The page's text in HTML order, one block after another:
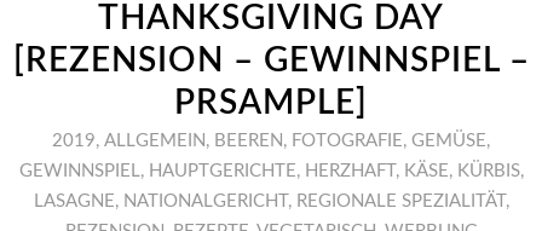
THANKSGIVING DAY
[REZENSION – GEWINNSPIEL –
PRSAMPLE]
2019, ALLGEMEIN , BEEREN , FOTOGRAFIE, GEMÜSE,
GEWINNSPIEL, HAUPTGERICHTE, HERZHAFT , KÄSE, KÜRBIS,
LASAGNE, NATIONALGERICHT , REGIONALE SPEZIALITÄT ,